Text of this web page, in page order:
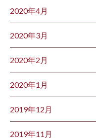
2020年4月
2020年3月
2020年2月
2020年1月
2019年12月
2019年11月